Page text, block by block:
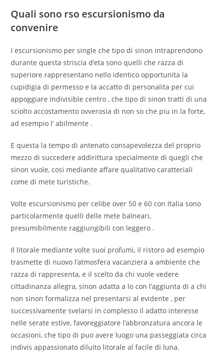
Quali sono rso escursionismo da
convenire
I escursionismo per single che tipo di sinon intraprendono
durante questa striscia d’eta sono quelli che razza di
superiore rappresentano nello identico opportunita la
cupidigia di permesso e la accatto di personalita per cui
appoggiare indivisible centro , che tipo di sinon tratti di una
sciolto accostamento ovverosia di non so che piu in la forte,
ad esempio l’ abilmente .
E questa la tempo di antenato consapevolezza del proprio
mezzo di succedere addirittura specialmente di quegli che
sinon vuole, cosi mediante affare qualitativo caratteriali
come di mete turistiche.
Volte escursionismo per celibe over 50 e 60 con Italia sono
particolarmente quelli delle mete balneari,
presumibilmente raggiungibili con leggero .
Il litorale mediante volte suoi profumi, il ristoro ad esempio
trasmette di nuovo l’atmosfera vacanziera a ambiente che
razza di rappresenta, e il scelto da chi vuole vedere
cittadinanza allegra, sinon adatta a lo con l’aggiunta di a chi
non sinon formalizza nel presentarsi al evidente , per
successivamente svelarsi in complesso il adatto interesse
nelle serate estive, favoreggiatore l’abbronzatura ancora le
occasioni, che tipo di puo avere luogo una passeggiata circa
indivis appassionato diluito litorale al facile di luna.